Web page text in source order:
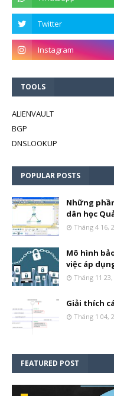
TOOLS
ALIENVAULT
BGP
DNSLOOKUP
POPULAR POSTS
Những
dân học
Tháng 4 16,
Mô hình
việc áp
Tháng 11 23,
Giải thích
Tháng 1 04,
FEATURED POST